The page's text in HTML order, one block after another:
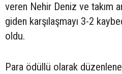
veren Nehir Deniz ve takım
giden karşılaşmayı 3-2
oldu.
Para ödüllü olarak